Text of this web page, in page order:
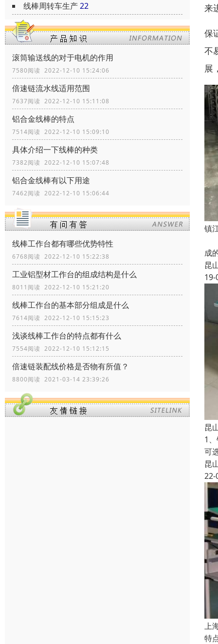
线棒周转车生产22
滚筒输送线的对于电机的作用
7580阅读 2022-12-10 15:24:06
倍速链流水线适用范围
7637阅读 2022-12-10 15:11:08
铝合金线棒的特点
7514阅读 2022-12-10 15:09:10
具体介绍一下线棒的种类
7382阅读 2022-12-10 15:07:48
铝合金线棒有以下用途
7462阅读 2022-12-10 15:06:44
线棒工作台都有哪些优势特性
6768阅读 2022-12-10 15:22:38
工业铝型材工作台的组成结构是什么
8011阅读 2022-12-10 15:21:20
线棒工作台的基本部分组成是什么
7614阅读 2022-12-10 15:15:23
浅谈线棒工作台的特点都有什么
7554阅读 2022-12-10 15:12:15
倍速链装配线价格是否物有所值？
8800阅读 2021-03-14 23:39:26
来
保
不
展
镇
成
昆
19-
昆
1
可
昆
22-
上
特